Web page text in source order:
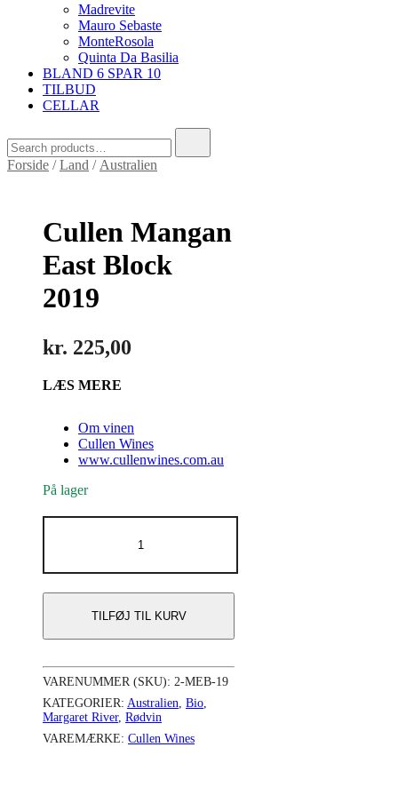
Madrevite
Mauro Sebaste
MonteRosola
Quinta Da Basilia
BLAND 6 SPAR 10
TILBUD
CELLAR
for:
Forside /Land / Australien
Cullen Mangan
East Block
2019
kr. 225,00
LÆS MERE
Om vinen
Cullen Wines
www.cullenwines.com.au
På lager
Mangan
Block
TILFØJ TIL KURV
VARENUMMER (SKU): 2-MEB-19
KATEGORIER: Australien Bio
Margaret River, Rødvin
VAREMÆRKE: Cullen Wines